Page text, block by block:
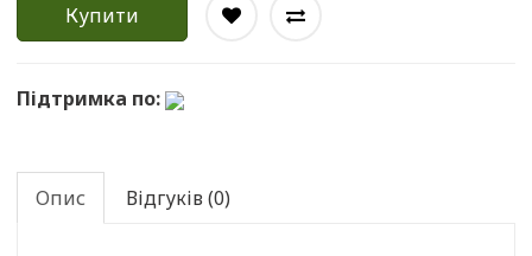
Купити
Підтримка по:
Опис Відгуків (0)